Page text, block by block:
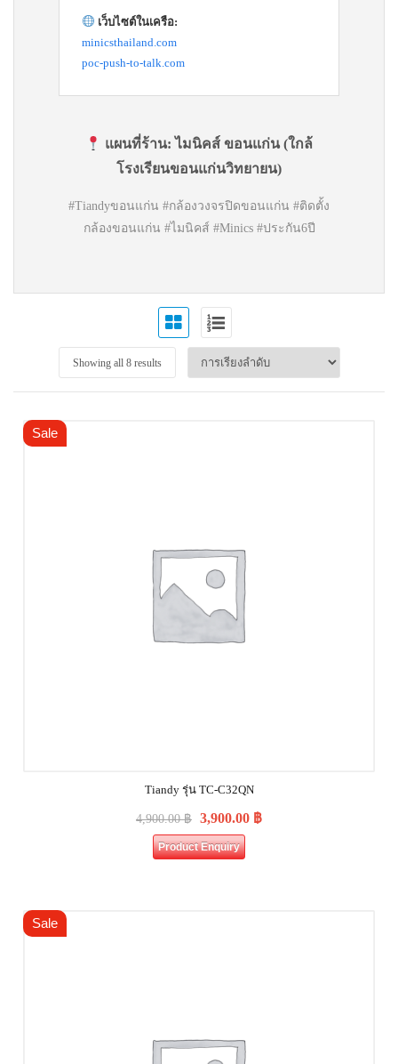
เว็บไซต์ในเครือ:
minicsthailand.com
poc-push-to-talk.com
แผนที่ร้าน:ไมนิคส์ ขอนแก่น (ใกล้
โรงเรียนขอนแก่นวิทยายน)
#Tiandyขอนแก่น #กล้องวงจรปิดขอนแก่น #ติดตั้ง
กล้องขอนแก่น #ไมนิคส์ #Minics #ประกัน6ปี
Showing all 8 results
Sale
Tiandy รุ่น TC-C32QN
4,900.00฿ 3,900.00 ฿
Product Enquiry
Sale